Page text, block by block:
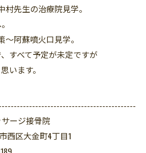
先生の治療院見学。
阿蘇噴火口見学。
すべて予定が未定ですが
います。
ージ接骨院
西区大金町4丁目1